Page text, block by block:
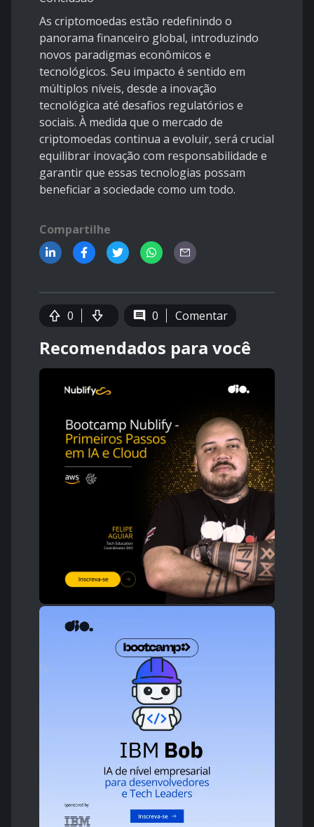
As criptomoedas estão redefinindo o
panorama financeiro global, introduzindo
novos paradigmas econômicos e
tecnológicos. Seu impacto é sentido em
múltiplos níveis, desde a inovação
tecnológica até desafios regulatórios e
sociais. À medida que o mercado de
criptomoedas continua a evoluir, será crucial
equilibrar inovação com responsabilidade e
garantir que essas tecnologias possam
beneficiar a sociedade como um todo.
Compartilhe
0 0 Comentar
Recomendados para você